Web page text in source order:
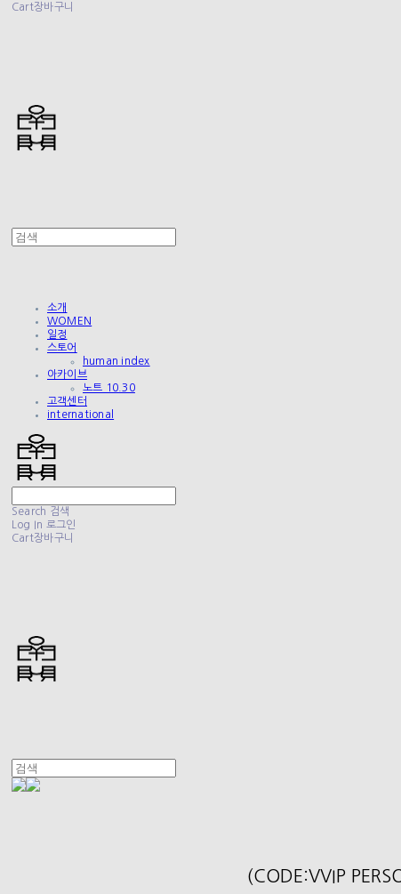
Cart장바구니
소개
WOMEN
일정
스토어
human index
아카이브
노트 10.30
고객센터
international
Search 검색
Log In 로그인
Cart장바구니
(CODE:VVIP